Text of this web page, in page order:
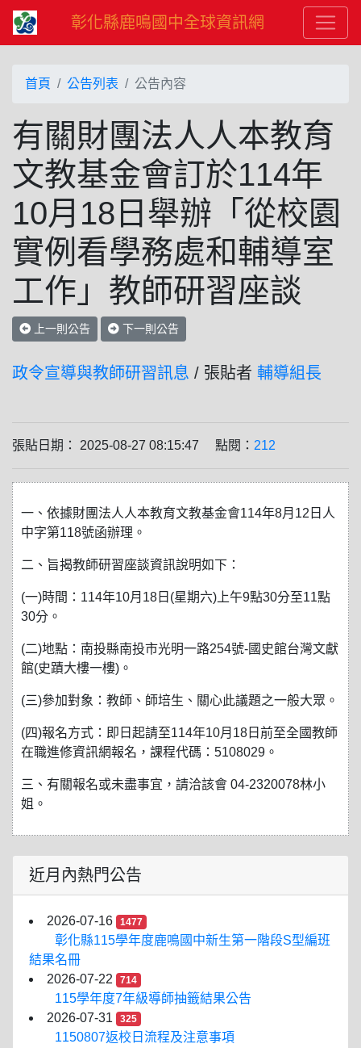
彰化縣鹿鳴國中全球資訊網
首頁 公告列表 公告內容
有關財團法人人本教育
文教基金會訂於114年
10月18日舉辦「從校園
實例看學務處和輔導室
工作」教師研習座談
上一則公告 下一則公告
政令宣導與教師研習訊息 / 張貼者 輔導組長
張貼日期： 2025-08-27 08:15:47 點閱： 212
一、依據財團法人人本教育文教基金會114年8月12日人
中字第118號函辦理。
二、旨揭教師研習座談資訊說明如下：
(一)時間：114年10月18日(星期六)上午9點30分至11點
30分。
(二)地點：南投縣南投市光明一路254號-國史館台灣文獻
館(史蹟大樓一樓)。
(三)參加對象：教師、師培生、關心此議題之一般大眾。
(四)報名方式：即日起請至114年10月18日前至全國教師
在職進修資訊網報名，課程代碼：5108029。
三、有關報名或未盡事宜，請洽該會 04-2320078林小
姐。
近月內熱門公告
2026-07-16 1477
彰化縣115學年度鹿鳴國中新生第一階段S型編班
結果名冊
2026-07-22
714
115學年度7年級導師抽籤結果公告
2026-07-31
325
1150807返校日流程及注意事項